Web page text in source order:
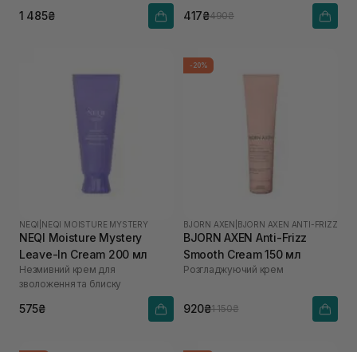
1 485₴ 417₴490₴
NEQI NEQI MOISTURE MYSTERY
NEQI Moisture Mystery
Leave-In Cream 200 мл
Незмивний крем для
зволоження та блиску
575₴
-20%
BJORN AXEN BJORN AXEN ANTI-FRIZZ
BJORN AXEN Anti-Frizz
Smooth Cream 150 мл
Розгладжуючий крем
920₴1 150₴